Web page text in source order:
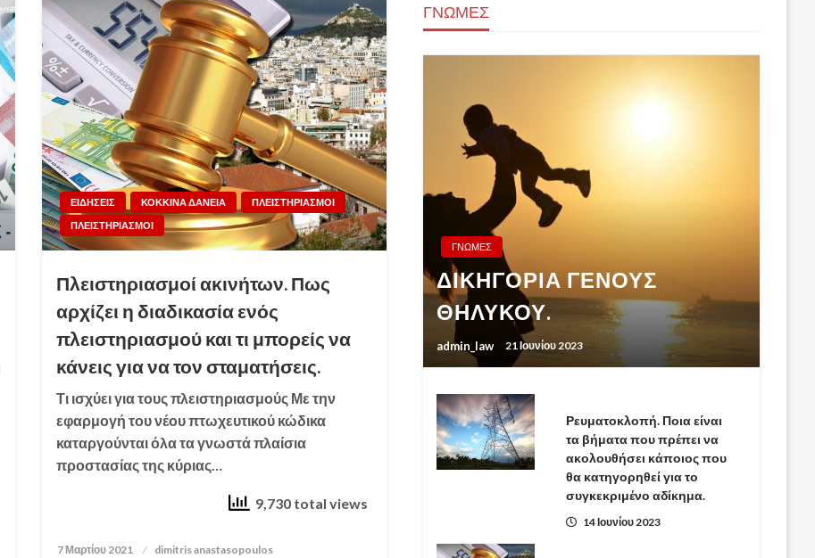
ΕΙΔΗΣΕΙΣ ΚΟΚΚΙΝΑ ΔΑΝΕΙΑ
ΠΛΕΙΣΤΗΡΙΑΣΜΟΙ
ΠΛΕΙΣΤΗΡΙΑΣΜΟΙ
Πλειστηριασμοί ακινήτων. Πως
αρχίζει η διαδικασία ενός
πλειστηριασμού και τι μπορείς να
κάνεις για να τον σταματήσεις.
Τι ισχύει για τους πλειστηριασμούς Με την
εφαρμογή του νέου πτωχευτικού κώδικα
καταργούνται όλα τα γνωστά πλαίσια
προστασίας της κύριας…
9,730 total views
Posted
7 Μαρτίου 2021 dimitris anastasopoulos
ΓΝΩΜΕΣ
ΓΝΩΜΕΣ
ΔΙΚΗΓΟΡΙΑ ΓΕΝΟΥΣ
ΘΗΛΥΚΟΥ.
admin_law 21 Ιουνίου 2023
Ρευματοκλοπή. Ποια είναι
τα βήματα που πρέπει να
ακολουθήσει κάποιος που
θα κατηγορηθεί για το
συγκεκριμένο αδίκημα.
14 Ιουνίου 2023